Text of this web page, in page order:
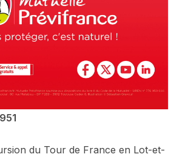
du Tour de France en Lot-et-